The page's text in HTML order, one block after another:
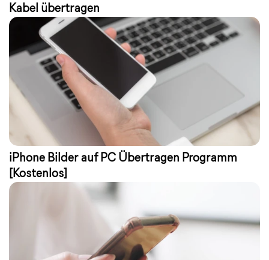
Kabel übertragen
iPhone Bilder auf PC Übertragen Programm
[Kostenlos]